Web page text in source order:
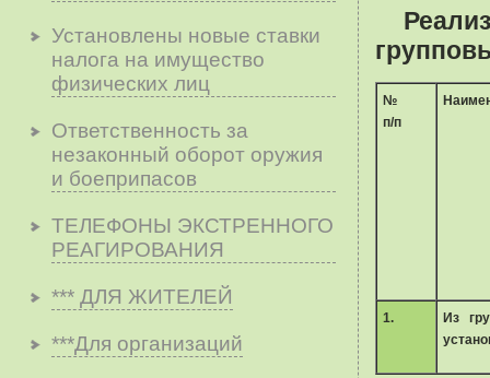
Установлены новые ставки
налога на имущество
физических лиц
Ответственность за
незаконный оборот оружия
и боеприпасов
ТЕЛЕФОНЫ ЭКСТРЕННОГО
РЕАГИРОВАНИЯ
*** ДЛЯ ЖИТЕЛЕЙ
***Для организаций
№
п/п
1.
Из